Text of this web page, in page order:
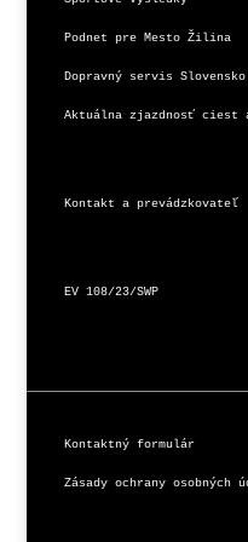
Podnet pre Mesto Žilina
Dopravný servis Slovensko
Aktuálna zjazdnosť ciest
Kontakt a prevádzkovateľ
EV 108/23/SWP
Kontaktný formulár
Zásady ochrany osobných